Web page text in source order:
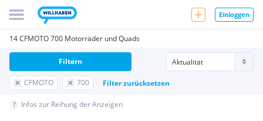
Einloggen
14 CFMOTO 700 Motorräder und Quads
CFMOTO 700 Filter zurücksetzen
Filtern
Infos zur Reihung der Anzeigen